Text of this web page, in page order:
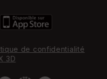
de confidentialité
3D